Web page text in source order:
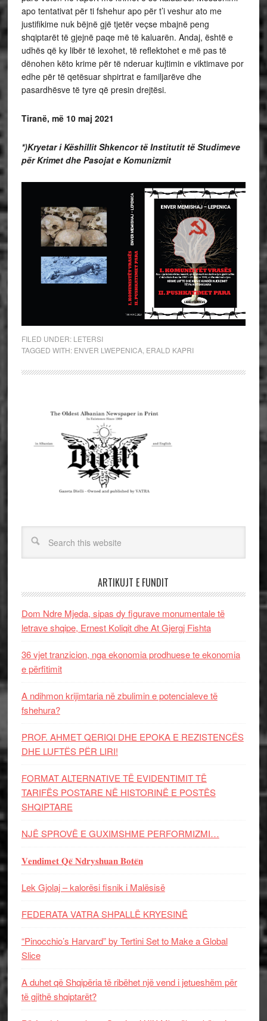
apo tentativat për ti fshehur apo për t’i veshur ato me
justifikime nuk bëjnë gjë tjetër veçse mbajnë peng
shqiptarët të gjejnë paqe më të kaluarën. Andaj, është e
udhës që ky libër të lexohet, të reflektohet e më pas të
dënohen këto krime për të nderuar kujtimin e viktimave por
edhe për të qetësuar shpirtrat e familjarëve dhe
pasardhësve të tyre që presin drejtësi.
Tiranë, më 10 maj 2021
*)Kryetar i Këshillit Shkencor të Institutit të Studimeve
për Krimet dhe Pasojat e Komunizmit
FILED UNDER: LETERSI
TAGGED WITH: ENVER LWEPENICA, ERALD KAPRI
ARTIKUJT E FUNDIT
Dom Ndre Mjeda, sipas dy figurave monumentale të
letrave shqipe, Ernest Koliqit dhe At Gjergj Fishta
36 vjet tranzicion, nga ekonomia prodhuese te ekonomia
e përfitimit
A ndihmon krijimtaria në zbulimin e potencialeve të
fshehura?
PROF. AHMET QERIQI DHE EPOKA E REZISTENCЁS
DHE LUFTЁS PЁR LIRI!
FORMAT ALTERNATIVE TË EVIDENTIMIT TË
TARIFËS POSTARE NË HISTORINË E POSTËS
SHQIPTARE
NJË SPROVË E GUXIMSHME PERFORMIZMI…
𝐕𝐞𝐧𝐝𝐢𝐦𝐞𝐭 𝐐𝐞̈ 𝐍𝐝𝐫𝐲𝐬𝐡𝐮𝐚𝐧 𝐁𝐨𝐭𝐞̈𝐧
Lek Gjolaj – kalorësi fisnik i Malësisë
FEDERATA VATRA SHPALLË KRYESINË
“Pinocchio’s Harvard” by Tertini Set to Make a Global
Slice
A duhet që Shqipëria të ribëhet një vend i jetueshëm për
të gjithë shqiptarët?